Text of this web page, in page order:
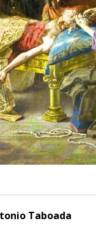
Taboada